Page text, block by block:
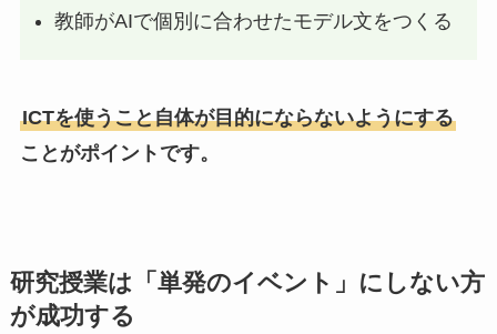
教師がAIで個別に合わせたモデル文をつくる
ICTを使うこと自体が目的にならないようにする
ことがポイントです。
研究授業は「単発のイベント」にしない方
が成功する